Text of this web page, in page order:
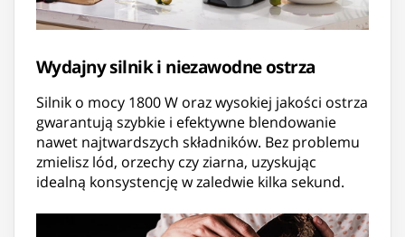
Wydajny silnik i niezawodne ostrza
Silnik o mocy 1800 W oraz wysokiej jakości ostrza
gwarantują szybkie i efektywne blendowanie
nawet najtwardszych składników. Bez problemu
zmielisz lód, orzechy czy ziarna, uzyskując
idealną konsystencję w zaledwie kilka sekund.